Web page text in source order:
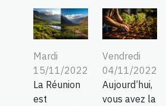
Mardi
15/11/2022
La Réunion
est
Vendredi
04/11/2022
Aujourd’hui,
vous avez la